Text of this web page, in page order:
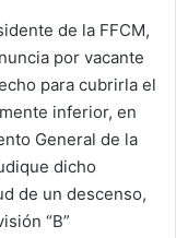
de la FFCM,
por vacante
para cubrirla el
inferior, en
General de la
dicho
de un descenso,
“B”